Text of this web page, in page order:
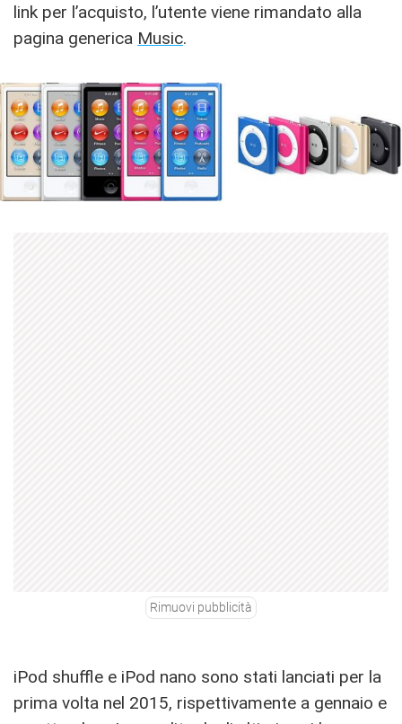
link per l’acquisto, l’utente viene rimandato alla
pagina generica Music.
Rimuovi pubblicità
iPod shuffle e iPod nano sono stati lanciati per la
prima volta nel 2015, rispettivamente a gennaio e